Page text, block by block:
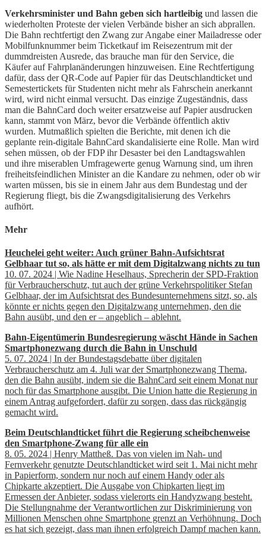
Verkehrsminister und Bahn geben sich hartleibig und lassen die
wiederholten Proteste der vielen Verbände bisher an sich abprallen.
Die Bahn rechtfertigt den Zwang zur Angabe einer Mailadresse oder
Mobilfunknummer beim Ticketkauf im Reisezentrum mit der
dummdreisten Ausrede, das brauche man für den Service, die
Käufer auf Fahrplanänderungen hinzuweisen. Eine Rechtfertigung
dafür, dass der QR-Code auf Papier für das Deutschlandticket und
Semestertickets für Studenten nicht mehr als Fahrschein anerkannt
wird, wird nicht einmal versucht. Das einzige Zugeständnis, dass
man die BahnCard doch weiter ersatzweise auf Papier ausdrucken
kann, stammt von März, bevor die Verbände öffentlich aktiv
wurden. Mutmaßlich spielten die Berichte, mit denen ich die
geplante rein-digitale BahnCard skandalisierte eine Rolle. Man wird
sehen müssen, ob der FDP ihr Desaster bei den Landtagswahlen
und ihre miserablen Umfragewerte genug Warnung sind, um ihren
freiheitsfeindlichen Minister an die Kandare zu nehmen, oder ob wir
warten müssen, bis sie in einem Jahr aus dem Bundestag und der
Regierung fliegt, bis die Zwangsdigitalisierung des Verkehrs
aufhört.
Mehr
Heuchelei geht weiter: Auch grüner Bahn-Aufsichtsrat
Gelbhaar tut so, als hätte er mit dem Digitalzwang nichts zu tun
10. 07. 2024 | Wie Nadine Heselhaus, Sprecherin der SPD-Fraktion
für Verbraucherschutz, tut auch der grüne Verkehrspolitiker Stefan
Gelbhaar, der im Aufsichtsrat des Bundesunternehmens sitzt, so, als
könnte er nichts gegen den Digitalzwang unternehmen, den die
Bahn ausübt, und den er – angeblich – ablehnt.
Bahn-Eigentümerin Bundesregierung wäscht Hände in Sachen
Smartphonezwang durch die Bahn in Unschuld
5. 07. 2024 | In der Bundestagsdebatte über digitalen
Verbraucherschutz am 4. Juli war der Smartphonezwang Thema,
den die Bahn ausübt, indem sie die BahnCard seit einem Monat nur
noch für das Smartphone ausgibt. Die Union hatte die Regierung in
einem Antrag aufgefordert, dafür zu sorgen, dass das rückgängig
gemacht wird.
Beim Deutschlandticket führt die Regierung scheibchenweise
den Smartphone-Zwang für alle ein
8. 05. 2024 | Henry Mattheß. Das von vielen im Nah- und
Fernverkehr genutzte Deutschlandticket wird seit 1. Mai nicht mehr
in Papierform, sondern nur noch auf einem Handy oder als
Chipkarte akzeptiert. Die Ausgabe von Chipkarten liegt im
Ermessen der Anbieter, sodass vielerorts ein Handyzwang besteht.
Die Stellungnahme der Verantwortlichen zur Diskriminierung von
Millionen Menschen ohne Smartphone grenzt an Verhöhnung. Doch
es hat sich gezeigt, dass man ihnen erfolgreich Dampf machen kann.